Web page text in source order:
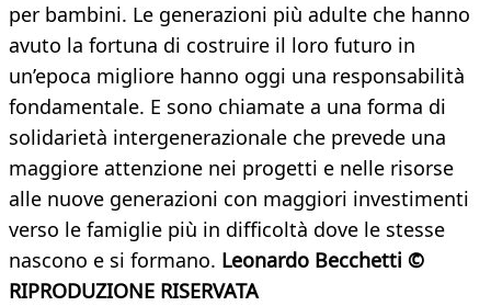
per bambini. Le generazioni più adulte che hanno
avuto la fortuna di costruire il loro futuro in
un’epoca migliore hanno oggi una responsabilità
fondamentale. E sono chiamate a una forma di
solidarietà intergenerazionale che prevede una
maggiore attenzione nei progetti e nelle risorse
alle nuove generazioni con maggiori investimenti
verso le famiglie più in difficoltà dove le stesse
nascono e si formano. Leonardo Becchetti ©
RIPRODUZIONE RISERVATA